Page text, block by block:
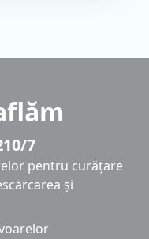
7
pentru curățare
și